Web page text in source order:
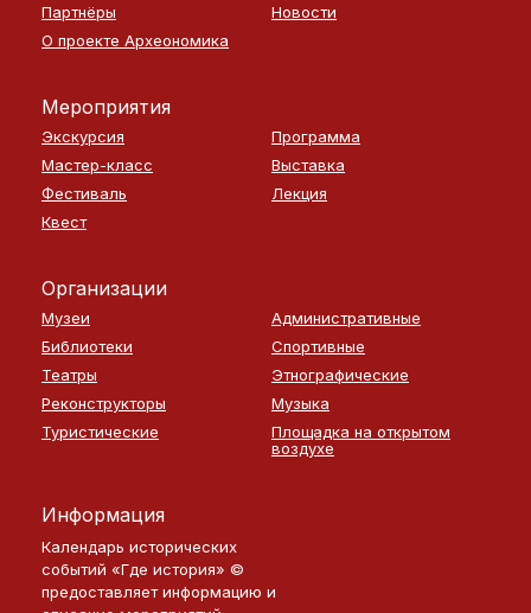
Партнёры
Новости
О проекте Археономика
Мероприятия
Экскурсия
Программа
Мастер-класс
Выставка
Фестиваль
Лекция
Квест
Организации
Музеи
Административные
Библиотеки
Спортивные
Театры
Этнографические
Реконструкторы
Музыка
Туристические
Площадка на открытом
воздухе
Информация
Календарь исторических
событий «Где история» ©
предоставляет информацию и